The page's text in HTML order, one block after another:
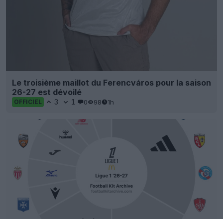
Le troisième maillot du Ferencváros pour la saison
26-27 est dévoilé
OFFICIEL 3 1 0 98 1h